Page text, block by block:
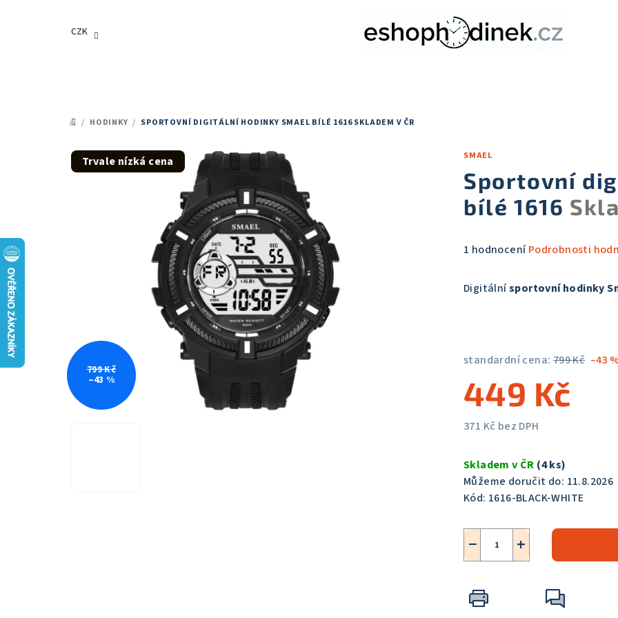
CZK
DOMŮ
/ HODINKY / SPORTOVNÍ DIGITÁLNÍ HODINKY SMAEL BÍLÉ 1616SKLADEM V ČR
SMAEL
Sportovní
bílé 1616
Průměrné
produktu
hvězdiček.
1 hodnocení Podrobnosti
Digitálnísportovní hodinky
standardní cena: 799 Kč –43
449 Kč
371 Kč bez DPH
cena:
Skladem v ČR (4 ks)
Můžeme doručit do: 11.8.2026
Kód: 1616-BLACK-WHITE
+
−
Trvale nízká cena
799 Kč
–43 %